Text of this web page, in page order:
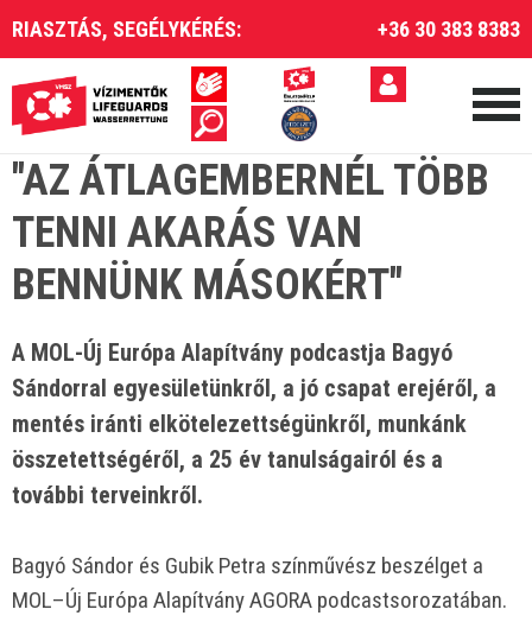
RIASZTÁS, SEGÉLYKÉRÉS: +36 30 383 8383
"AZ ÁTLAGEMBERNÉL TÖBB
TENNI AKARÁS VAN
BENNÜNK MÁSOKÉRT"
A MOL-Új Európa Alapítvány podcastja Bagyó
Sándorral egyesületünkről, a jó csapat erejéről, a
mentés iránti elkötelezettségünkről, munkánk
összetettségéről, a 25 év tanulságairól és a
további terveinkről.
Bagyó Sándor és Gubik Petra színművész beszélget a
MOL–Új Európa Alapítvány AGORA podcastsorozatában.